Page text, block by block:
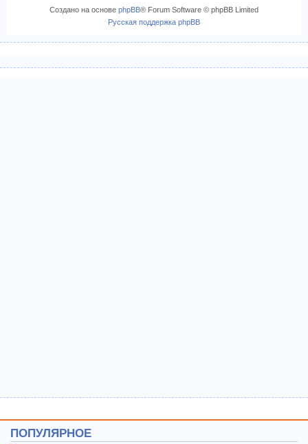
Создано на основе phpBB® Forum Software © phpBB Limited
Русская поддержка phpBB
ПОПУЛЯРНОЕ